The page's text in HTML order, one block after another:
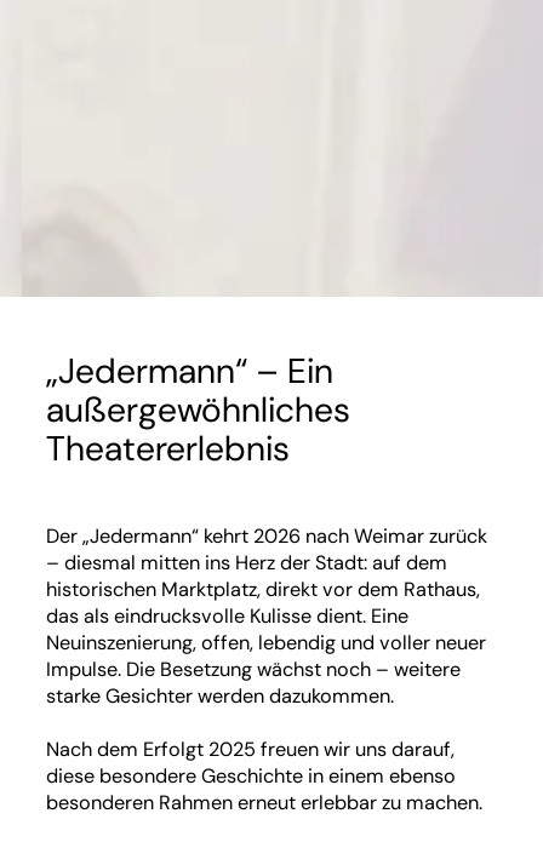
„Jedermann“ – Ein
außergewöhnliches
Theatererlebnis
Der „Jedermann“ kehrt 2026 nach Weimar zurück
– diesmal mitten ins Herz der Stadt: auf dem
historischen Marktplatz, direkt vor dem Rathaus,
das als eindrucksvolle Kulisse dient. Eine
Neuinszenierung, offen, lebendig und voller neuer
Impulse. Die Besetzung wächst noch – weitere
starke Gesichter werden dazukommen.
Nach dem Erfolgt 2025 freuen wir uns darauf,
diese besondere Geschichte in einem ebenso
besonderen Rahmen erneut erlebbar zu machen.